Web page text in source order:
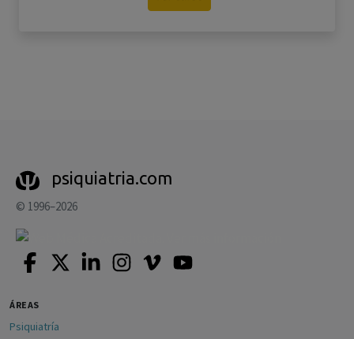
psiquiatria.com
© 1996–2026
ÁREAS
Psiquiatría